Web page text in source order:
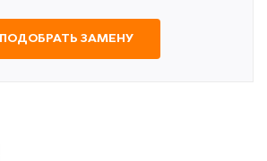
ПОДОБРАТЬ ЗАМЕНУ